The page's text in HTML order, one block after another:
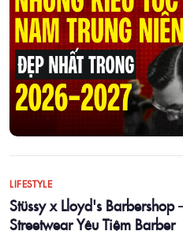
LIFESTYLE
Stüssy x Lloyd's
Streetwear Yêu Tiệm Barber